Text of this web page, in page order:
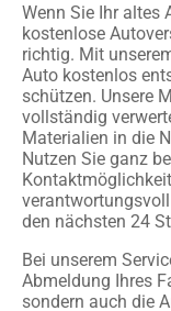
Wenn Sie Ihr altes
kostenlose
richtig. Mit
Auto kostenlos
schützen. Unsere
vollständig
Materialien in die
Nutzen Sie ganz
den nächsten 24
Bei unserem
Abmeldung Ihres
sondern auch die